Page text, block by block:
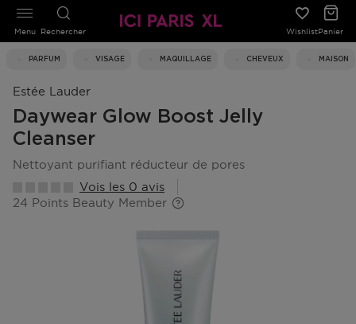
Rechercher WishlistPanier
PARFUM VISAGE MAQUILLAGE CHEVEUX MAISON
Menu
Estée Lauder
Daywear Glow Boost Jelly
Cleanser
nettoyant purifiant réducteur de pores
Vois les 0 avis
24 Points Beauty Member